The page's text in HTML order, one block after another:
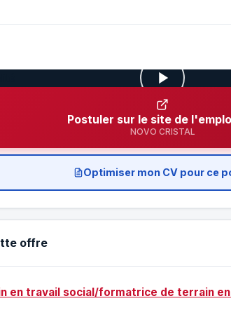
Postuler sur le site de
NOVO CRISTAL
Optimiser mon CV pour ce
offre
en travail social/formatrice de terrain